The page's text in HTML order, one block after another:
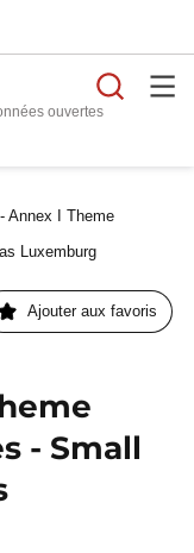
ouvertes
Annex I Theme
Luxemburg
Ajouter aux favoris
- Small